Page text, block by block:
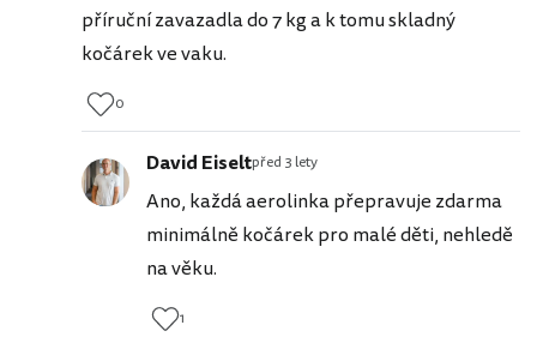
příruční zavazadla do 7 kg a k tomu skladný
kočárek ve vaku.
0
David Eiseltpřed 3 lety
Ano, každá aerolinka přepravuje zdarma
minimálně kočárek pro malé děti, nehledě
na věku.
1